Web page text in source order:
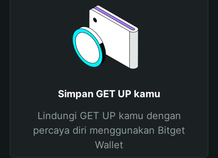
Simpan GET UP kamu
Lindungi GET UP kamu dengan
percaya diri menggunakan Bitget
Wallet